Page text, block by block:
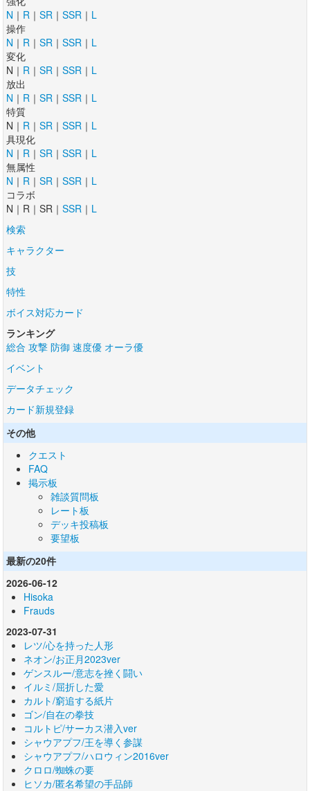
N ｜ R ｜ SR ｜ SSR ｜ L
操作
N ｜ R ｜ SR ｜ SSR ｜ L
変化
N｜ R ｜ SR ｜ SSR ｜ L
放出
N ｜ R ｜ SR ｜ SSR ｜ L
特質
N｜ R ｜ SR ｜ SSR ｜ L
具現化
N ｜ R ｜ SR ｜ SSR ｜ L
無属性
N ｜ R ｜ SR ｜ SSR ｜ L
コラボ
N｜R｜SR｜ SSR ｜ L
検索
キャラクター
技
特性
ボイス対応カード
ランキング
総合 攻撃 防御 速度優 オーラ優
イベント
データチェック
カード新規登録
その他
クエスト
FAQ
掲示板
雑談質問板
レート板
デッキ投稿板
要望板
最新の20件
2026-06-12
Hisoka
Frauds
2023-07-31
レツ/心を持った人形
ネオン/お正月2023ver
ゲンスルー/意志を挫く闘い
イルミ/屈折した愛
カルト/窮追する紙片
ゴン/自在の拳技
コルトピ/サーカス潜入ver
シャウアプフ/王を導く参謀
シャウアプフ/ハロウィン2016ver
クロロ/蜘蛛の要
ヒソカ/匿名希望の手品師